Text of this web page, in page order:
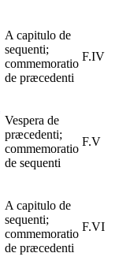
A capitulo de
sequenti;
commemoratio
de præcedenti
F.IV
Vespera de
præcedenti;
commemoratio
de sequenti
F.V
A capitulo de
sequenti;
commemoratio
de præcedenti
F.VI